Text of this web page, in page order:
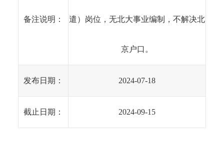
备注说明： 遣）岗位，无北大事业编制，不解决北
京户口。
发布日期： 2024-07-18
截止日期： 2024-09-15